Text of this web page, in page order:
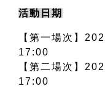
活動日期
【第一場次】
17:00
【第二場次 】
17:00